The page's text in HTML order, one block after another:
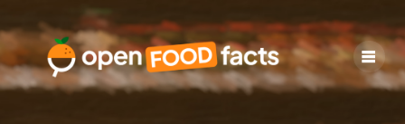
to
content